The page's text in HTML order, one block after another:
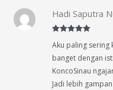
of 5
Hadi Saputra
Aku paling sering
banget dengan
KoncoSinau
Jadi lebih